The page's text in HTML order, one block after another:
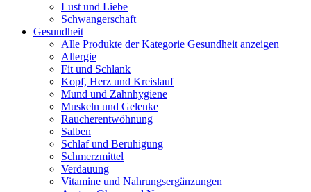
Lust und Liebe
Schwangerschaft
Gesundheit
Alle Produkte der Kategorie Gesundheit anzeigen
Allergie
Fit und Schlank
Kopf, Herz und Kreislauf
Mund und Zahnhygiene
Muskeln und Gelenke
Raucherentwöhnung
Salben
Schlaf und Beruhigung
Schmerzmittel
Verdauung
Vitamine und Nahrungsergänzungen